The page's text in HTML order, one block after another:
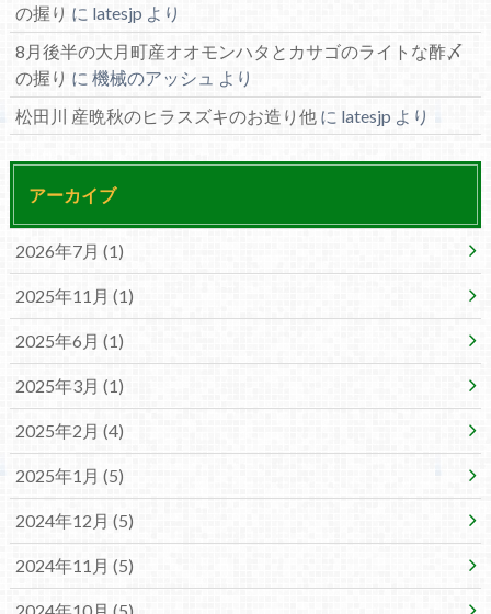
の握り に latesjp より
8月後半の大月町産オオモンハタとカサゴのライトな酢〆
の握り に 機械のアッシュ より
松田川 産晩秋のヒラスズキのお造り他 に latesjp より
アーカイブ
2026年7月 (1)
2025年11月 (1)
2025年6月 (1)
2025年3月 (1)
2025年2月 (4)
2025年1月 (5)
2024年12月 (5)
2024年11月 (5)